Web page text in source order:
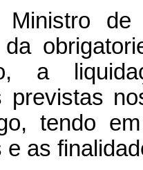
Ministro de
da
a
previstas
tendo
e as